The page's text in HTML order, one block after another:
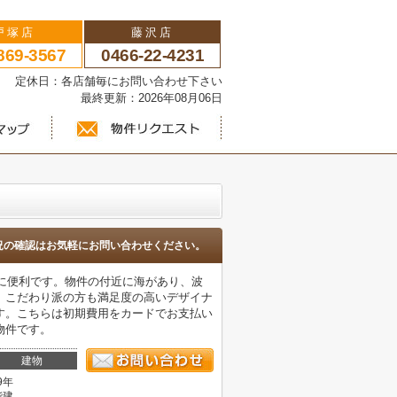
塚店
3567
藤沢店
0466-22-4231
定休日：各店舗毎にお問い合わせ下さい
最終更新：2026年08月06日
の確認はお気軽にお問い合わせください。
便利です。物件の付近に海があり、波
だわり派の方も満足度の高いデザイナ
こちらは初期費用をカードでお支払い
です。
建物
年